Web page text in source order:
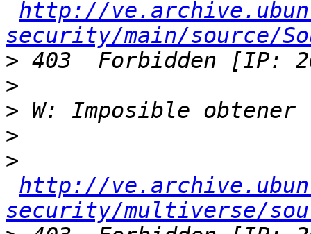
http://
security/main/source/
>
>
>
>
>
http://
security/multiverse/